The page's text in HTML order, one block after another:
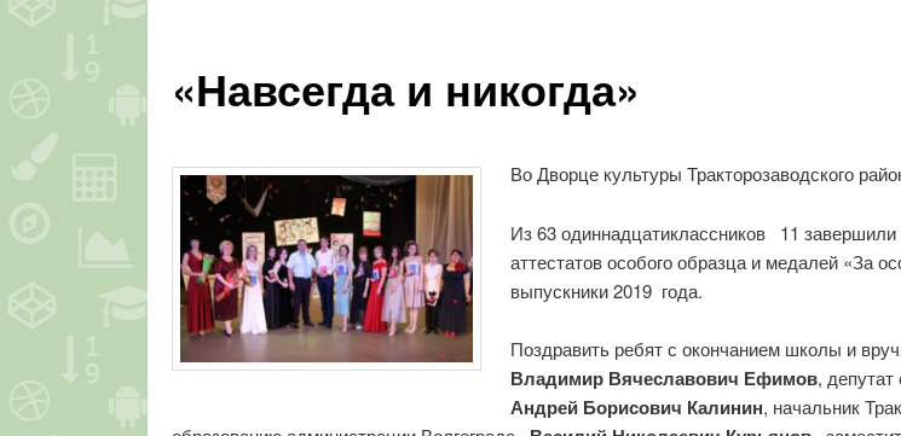
«Навсегда и никогда»
Во Дворце культуры Тракторозаводского
Из 63 одиннадцатиклассников 11
аттестатов особого образца и медалей «За
выпускники 2019 года.
Поздравить ребят с окончанием школы и
Владимир Вячеславович Ефимов,
Андрей Борисович Калинин, начальник